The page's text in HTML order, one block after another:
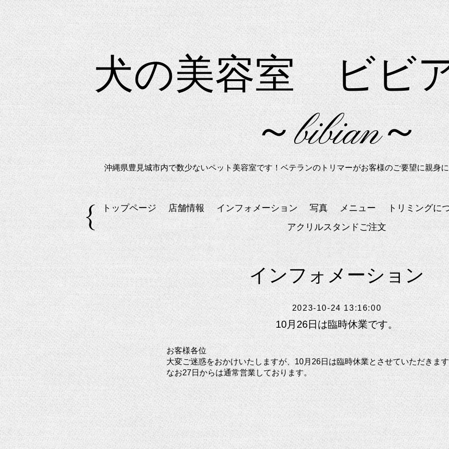
犬の美容室 ビ
～bibian～
沖縄県豊見城市内で数少ないペット美容室です！ベテランのトリマーがお客様のご要望に親身
トップページ 店舗情報 インフォメーション 写真 メニュー
トリミングに
アクリルスタンドご注文
インフォメーション
2023-10-24 13:16:00
10月26日は臨時休業です。
お客様各位
大変ご迷惑をおかけいたしますが、10月26日は臨時休業とさせていただきま
なお27日からは通常営業しております。